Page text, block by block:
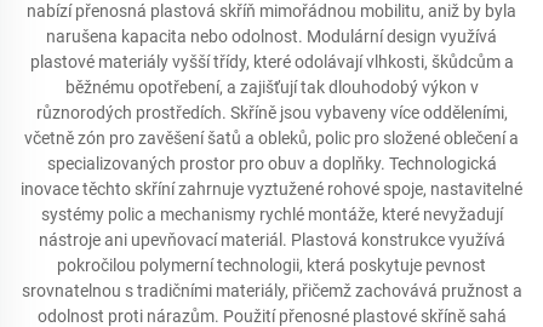
nabízí přenosná plastová skříň mimořádnou mobilitu, aniž by byla
narušena kapacita nebo odolnost. Modulární design využívá
plastové materiály vyšší třídy, které odolávají vlhkosti, škůdcům a
běžnému opotřebení, a zajišťují tak dlouhodobý výkon v
různorodých prostředích. Skříně jsou vybaveny více odděleními,
včetně zón pro zavěšení šatů a obleků, polic pro složené oblečení a
specializovaných prostor pro obuv a doplňky. Technologická
inovace těchto skříní zahrnuje vyztužené rohové spoje, nastavitelné
systémy polic a mechanismy rychlé montáže, které nevyžadují
nástroje ani upevňovací materiál. Plastová konstrukce využívá
pokročilou polymerní technologii, která poskytuje pevnost
srovnatelnou s tradičními materiály, přičemž zachovává pružnost a
odolnost proti nárazům. Použití přenosné plastové skříně sahá